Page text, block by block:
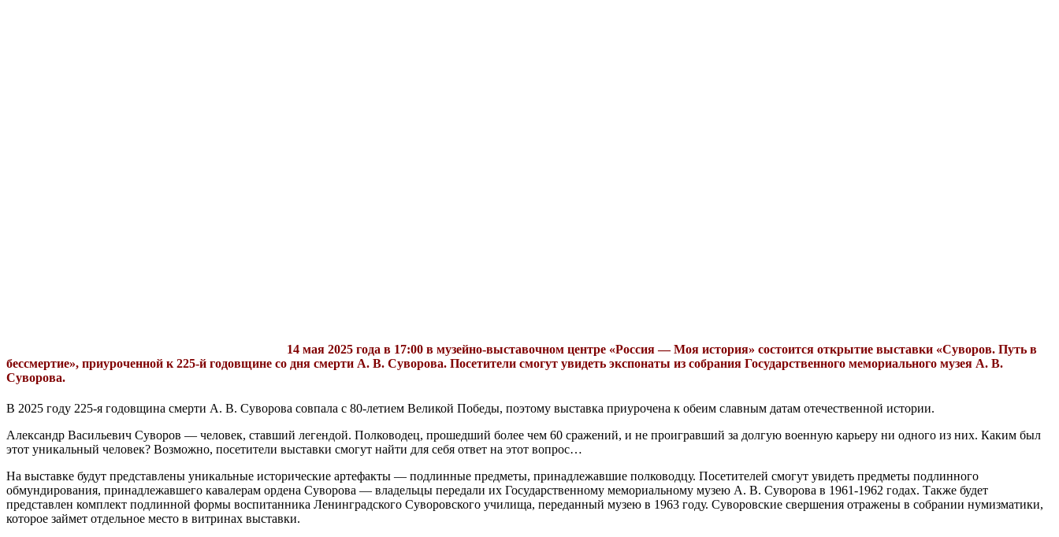
14 мая 2025 года в 17:00 в музейно-выставочном центре «Россия — Моя история» состоится открытие выставки «Суворов. Путь в
бессмертие», приуроченной к 225-й годовщине со дня смерти А. В. Суворова. Посетители смогут увидеть экспонаты из собрания Государственного мемориального музея А. В.
Суворова.
В 2025 году 225-я годовщина смерти А. В. Суворова совпала с 80-летием Великой Победы, поэтому выставка приурочена к обеим славным датам отечественной истории.
Александр Васильевич Суворов — человек, ставший легендой. Полководец, прошедший более чем 60 сражений, и не проигравший за долгую военную карьеру ни одного из них. Каким был
этот уникальный человек? Возможно, посетители выставки смогут найти для себя ответ на этот вопрос…
На выставке будут представлены уникальные исторические артефакты — подлинные предметы, принадлежавшие полководцу. Посетителей смогут увидеть предметы подлинного
обмундирования, принадлежавшего кавалерам ордена Суворова — владельцы передали их Государственному мемориальному музею А. В. Суворова в 1961-1962 годах. Также будет
представлен комплект подлинной формы воспитанника Ленинградского Суворовского училища, переданный музею в 1963 году. Суворовские свершения отражены в собрании нумизматики,
которое займет отдельное место в витринах выставки.